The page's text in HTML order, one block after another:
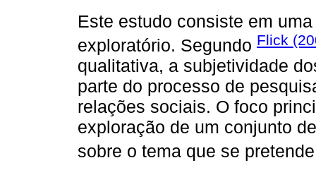
Este estudo consiste em
exploratório. Segundo Flick
qualitativa, a subjetividade
parte do processo de
relações sociais. O foco
exploração de um conjunto
sobre o tema que se